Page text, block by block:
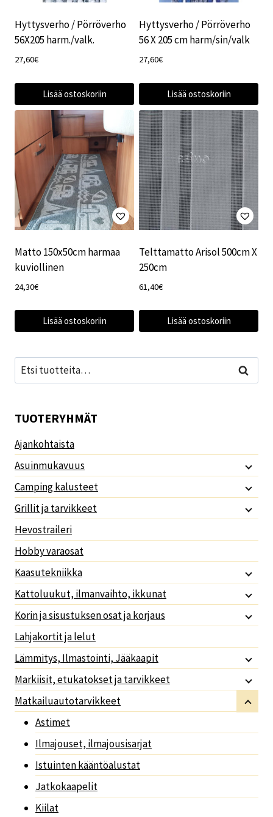
Hyttysverho / Pörröverho
56X205 harm./valk.
27,60€
Lisää ostoskoriin
Hyttysverho / Pörröverho
56 X 205 cm harm/sin/valk
27,60€
Lisää ostoskoriin
Matto 150x50cm harmaa
kuviollinen
24,30€
Lisää ostoskoriin
Telttamatto Arisol 500cm X
250cm
61,40€
Lisää ostoskoriin
Etsi: Haku
TUOTERYHMÄT
Ajankohtaista
Asuinmukavuus
Camping kalusteet
Grillit ja tarvikkeet
Hevostraileri
Hobby varaosat
Kaasutekniikka
Kattoluukut, ilmanvaihto, ikkunat
Korin ja sisustuksen osat ja korjaus
Lahjakortit ja lelut
Lämmitys, Ilmastointi, Jääkaapit
Markiisit, etukatokset ja tarvikkeet
Matkailuautotarvikkeet
Astimet
Ilmajouset, ilmajousisarjat
Istuinten kääntöalustat
Jatkokaapelit
Kiilat